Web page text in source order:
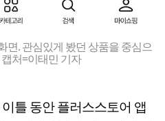
. 관심있게 봤던 상품을 중심으
처=이태민 기자
틀 동안 플러스스토어 앱